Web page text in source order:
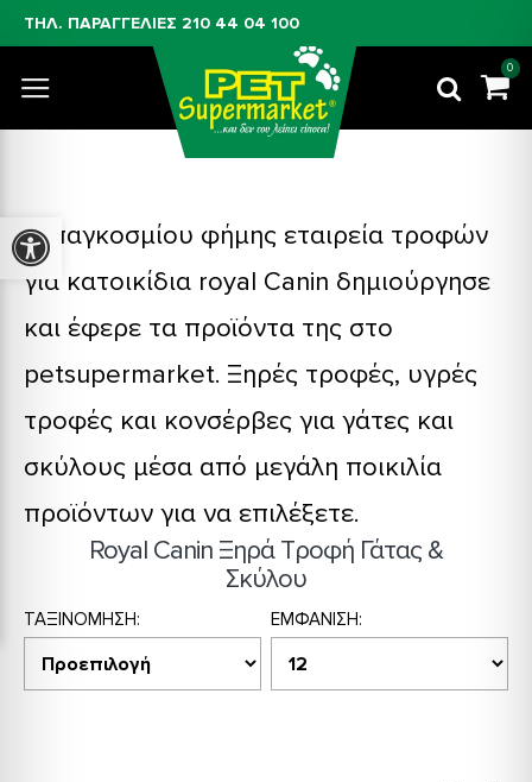
ΤΗΛ. ΠΑΡΑΓΓΕΛΙΕΣ 210 44 04 100
0
H παγκοσμίου φήμης εταιρεία τροφών
για κατοικίδια royal Canin δημιούργησε
και έφερε τα προϊόντα της στο
petsupermarket. Ξηρές τροφές, υγρές
τροφές και κονσέρβες για γάτες και
σκύλους μέσα από μεγάλη ποικιλία
προϊόντων για να επιλέξετε.
Royal Canin Ξηρά Τροφή Γάτας &
Σκύλου
ΤΑΞΙΝΌΜΗΣΗ: ΕΜΦΆΝΙΣΗ:
Προσβασιμότητα